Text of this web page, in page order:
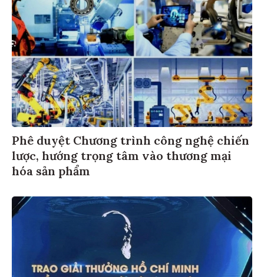
Phê duyệt Chương trình công nghệ chiến
lược, hướng trọng tâm vào thương mại
hóa sản phẩm